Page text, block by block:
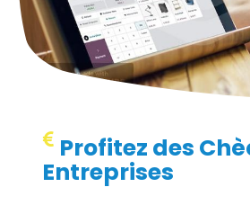
Profitez des
Entreprises